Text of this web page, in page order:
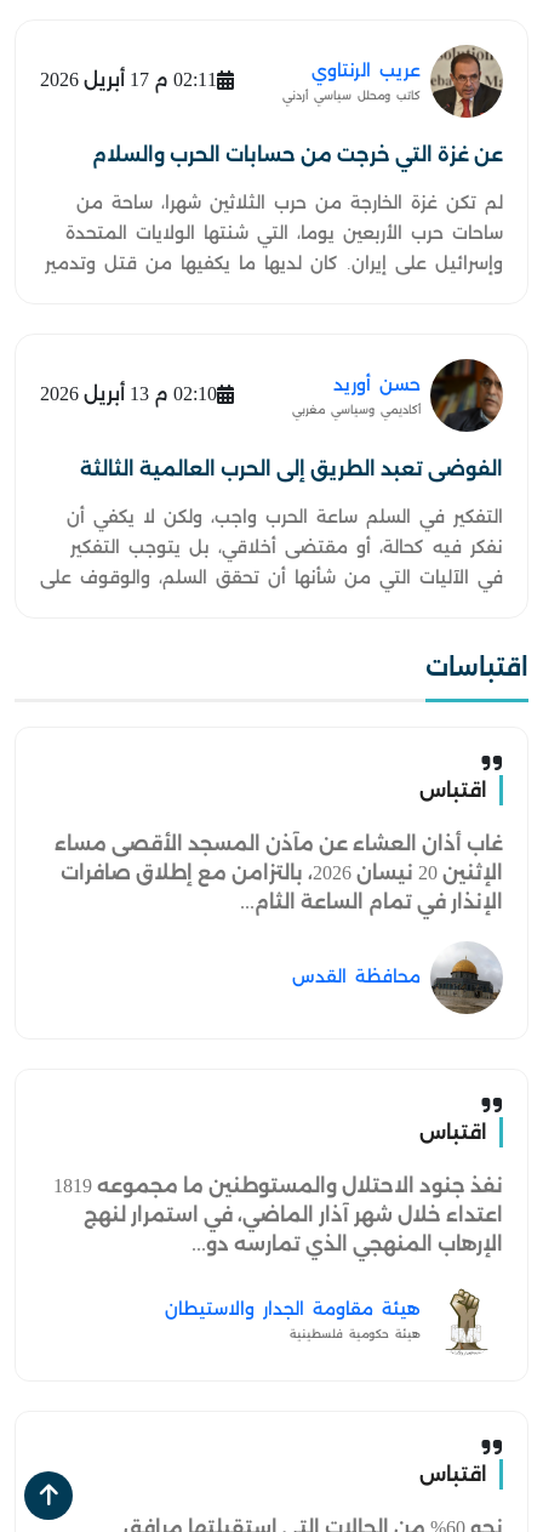
عريب الرنتاوي
كاتب ومحلل سياسي أردني
02:11 م 17 أبريل 2026
عن غزة التي خرجت من حسابات الحرب والسلام
لم تكن غزة الخارجة من حرب الثلاثين شهرا، ساحة من
ساحات حرب الأربعين يوما، التي شنتها الولايات المتحدة
وإسرائيل على إيران. كان لديها ما يكفيها من قتل وتدمير
السابع من أكتوبر/تشرين الأول 2023، والمؤكد أنها لن
تكون...
حسن أوريد
أكاديمي وسياسي مغربي
02:10 م 13 أبريل 2026
الفوضى تعبد الطريق إلى الحرب العالمية الثالثة
التفكير في السلم ساعة الحرب واجب، ولكن لا يكفي أن
نفكر فيه كحالة، أو مقتضى أخلاقي، بل يتوجب التفكير
في الآليات التي من شأنها أن تحقق السلم، والوقوف على
اقتباسات
اقتباس
غاب أذان العشاء عن مآذن المسجد الأقصى مساء
الإثنين 20 نيسان 2026، بالتزامن مع إطلاق صافرات
الإنذار في تمام الساعة الثام...
محافظة القدس
اقتباس
نفذ جنود الاحتلال والمستوطنين ما مجموعه 1819
اعتداء خلال شهر آذار الماضي، في استمرار لنهج
الإرهاب المنهجي الذي تمارسه دو...
هيئة مقاومة الجدار والاستيطان
هيئة حكومية فلسطينية
اقتباس
نحو 60% من الحالات التي استقبلتها مرافق